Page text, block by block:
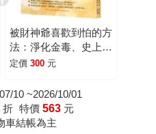
被財神爺喜歡到怕的方
法：淨化金毒、史上最
簡單的開運增財術
定價 300 元
10 ~2026/10/01
折 特價 563 元
車結帳為主